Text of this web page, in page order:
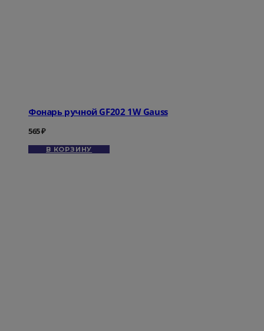
Фонарь ручной GF202 1W Gauss
565₽
В КОРЗИНУ